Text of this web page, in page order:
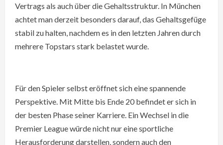
Vertrags als auch über die Gehaltsstruktur. In München
achtet man derzeit besonders darauf, das Gehaltsgefüge
stabil zu halten, nachdem es in den letzten Jahren durch
mehrere Topstars stark belastet wurde.
Für den Spieler selbst eröffnet sich eine spannende
Perspektive. Mit Mitte bis Ende 20 befindet er sich in
der besten Phase seiner Karriere. Ein Wechsel in die
Premier League würde nicht nur eine sportliche
Herausforderung darstellen, sondern auch den